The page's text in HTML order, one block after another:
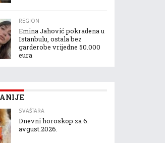
REGION
Emina Jahović pokradena u
Istanbulu, ostala bez
garderobe vrijedne 50.000
eura
SVAŠTARA
Dnevni horoskop za 6.
avgust.2026.